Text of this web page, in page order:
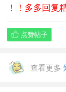
！！多多回复
 点赞帖子
查看更多